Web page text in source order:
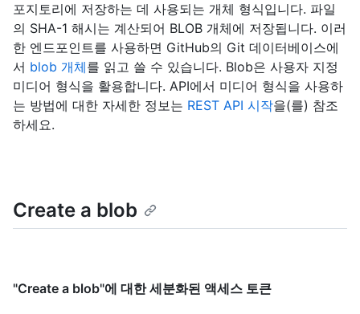
포지토리에 저장하는 데 사용되는 개체 형식입니다. 파일
의 SHA-1 해시는 계산되어 BLOB 개체에 저장됩니다. 이러
한 엔드포인트를 사용하면 GitHub의 Git 데이터베이스에
서 blob 개체를 읽고 쓸 수 있습니다. Blob은 사용자 지정
미디어 형식을 활용합니다. API에서 미디어 형식을 사용하
는 방법에 대한 자세한 정보는 REST API 시작을(를) 참조
하세요.
Create a blob
"Create a blob"에 대한 세분화된 액세스 토큰